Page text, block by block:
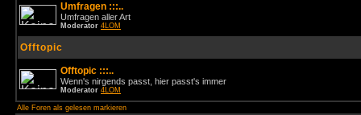
Umfragen :::..
Umfragen aller Art
Moderator 4LOM
Offtopic
Offtopic :::..
Wenn's nirgends passt, hier passt's immer
Moderator 4LOM
Alle Foren als gelesen markieren